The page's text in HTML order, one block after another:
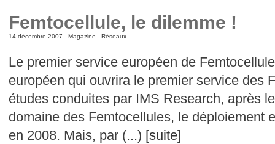
Femtocellule, le dilemme !
14 décembre 2007 - Magazine - Réseaux
Le premier service européen de
européen qui ouvrira le premier service des
études conduites par IMS Research, après
domaine des Femtocellules, le déploiement
en 2008. Mais, par (...) [suite]